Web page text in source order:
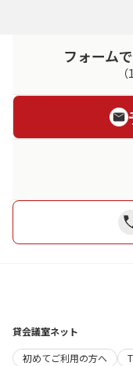
フォーム
貸会議室ネット
初めてご利用の方へ